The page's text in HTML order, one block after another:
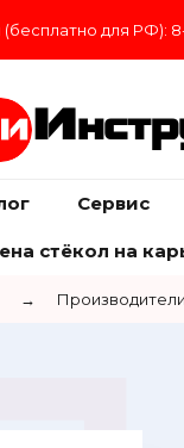
для РФ):
Сервис
стёкол на
→ Производители